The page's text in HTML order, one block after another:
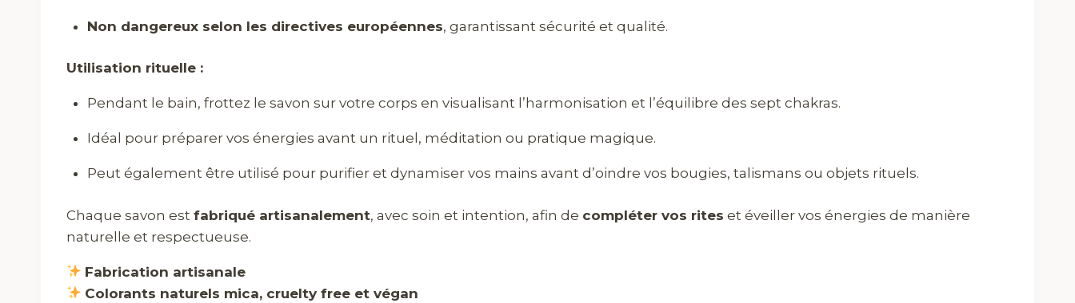
Non dangereux selon les directives européennes, garantissant sécurité et qualité.
Utilisation rituelle :
Pendant le bain, frottez le savon sur votre corps en visualisant l’harmonisation et l’équilibre des sept chakras.
Idéal pour préparer vos énergies avant un rituel, méditation ou pratique magique.
Peut également être utilisé pour purifier et dynamiser vos mains avant d’oindre vos bougies, talismans ou objets rituels.
Chaque savon est fabriqué artisanalement, avec soin et intention, afin de compléter vos rites et éveiller vos énergies de manière
naturelle et respectueuse.
Fabrication artisanale
Colorants naturels mica, cruelty free et végan